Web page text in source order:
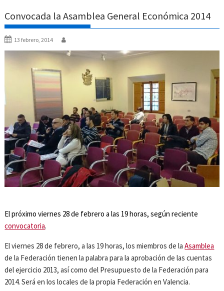
Convocada la Asamblea General Económica 2014
13 febrero, 2014
El próximo viernes 28 de febrero a las 19 horas, según reciente
convocatoria.
El viernes 28 de febrero, a las 19 horas, los miembros de laAsamblea
de la Federación tienen la palabra para la aprobación de las cuentas
del ejercicio 2013, así como del Presupuesto de la Federación para
2014. Será en los locales de la propia Federación en Valencia.